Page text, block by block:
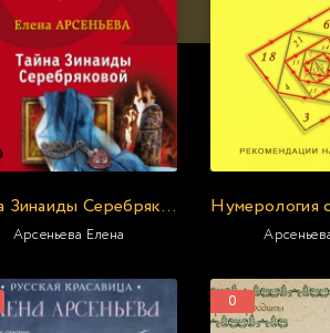
Тайна Зинаиды Серебряковой
Арсеньева Елена
0